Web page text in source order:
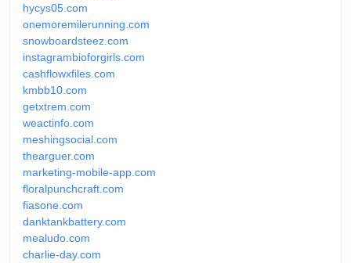
hycys05.com
onemoremilerunning.com
snowboardsteez.com
instagrambioforgirls.com
cashflowxfiles.com
kmbb10.com
getxtrem.com
weactinfo.com
meshingsocial.com
thearguer.com
marketing-mobile-app.com
floralpunchcraft.com
fiasone.com
danktankbattery.com
mealudo.com
charlie-day.com